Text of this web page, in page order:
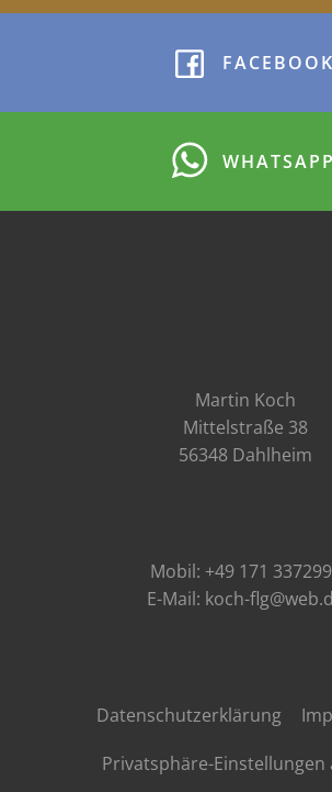
FACEBOOK
WHATSAPP
Martin Koch
Mittelstraße 38
56348 Dahlheim
Mobil: +49 171
E-Mail: koch-
Datenschutzerklärung
Privatsphäre-Einstellungen